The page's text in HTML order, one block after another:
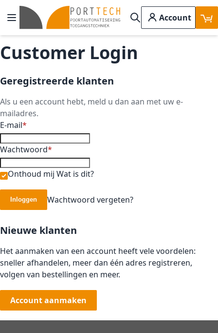
Ga naar de inhoud
Toggle Nav
Search
Account
Customer Login
Geregistreerde klanten
Als u een account hebt, meld u dan aan met uw e-
mailadres.
E-mail
Wachtwoord
Onthoud mij Wat is dit?
Inloggen Wachtwoord vergeten?
Nieuwe klanten
Het aanmaken van een account heeft vele voordelen:
sneller afhandelen, meer dan één adres registreren,
volgen van bestellingen en meer.
Account aanmaken